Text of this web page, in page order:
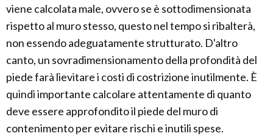
viene calcolata male, ovvero se è sottodimensionata
rispetto al muro stesso, questo nel tempo si ribalterà,
non essendo adeguatamente strutturato. D'altro
canto, un sovradimensionamento della profondità del
piede farà lievitare i costi di costrizione inutilmente. È
quindi importante calcolare attentamente di quanto
deve essere approfondito il piede del muro di
contenimento per evitare rischi e inutili spese.